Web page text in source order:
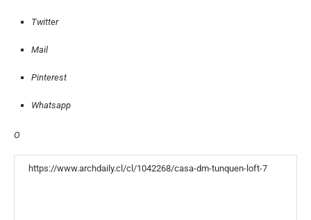
Twitter
Mail
Pinterest
Whatsapp
O